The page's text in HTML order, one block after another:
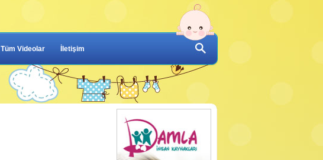
Tüm Videolar İletişim